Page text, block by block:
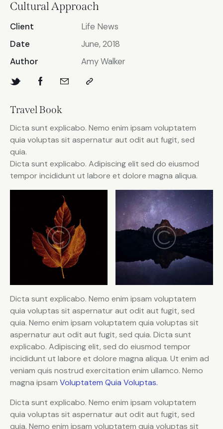
Cultural Approach
Client
Life News
Date
June, 2018
Author
Amy Walker
Travel Book
Dicta sunt explicabo. Nemo enim ipsam voluptatem
quia voluptas sit aspernatur aut odit aut fugit, sed
quia.
Dicta sunt explicabo. Adipiscing elit sed do eiusmod
tempor incididunt ut labore et dolore magna aliqua.
Dicta sunt explicabo. Nemo enim ipsam voluptatem
quia voluptas sit aspernatur aut odit aut fugit, sed
quia. Nemo enim ipsam voluptatem quia voluptas sit
aspernatur aut odit aut fugit, sed quia. Dicta sunt
explicabo. Adipiscing elit, sed do eiusmod tempor
incididunt ut labore et dolore magna aliqua. Ut enim ad
veniam quis nostrud exercitation enim ullamco. Nemo
magna ipsam Voluptatem Quia Voluptas.
Dicta sunt explicabo. Nemo enim ipsam voluptatem
quia voluptas sit aspernatur aut odit aut fugit, sed
quia. Nemo enim ipsam voluptatem quia voluptas sit